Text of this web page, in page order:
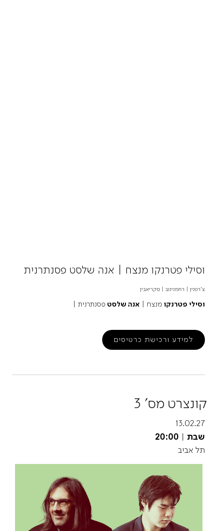
וסילי פטרנקו מנצח | אנה שלסט פסנתרנית
צ'רפנין | רחמנינוב | סקריאבין
וסילי פטרנקו מנצח | אנה שלסט פסנתרנית |
למידע ורכישת כרטיסים
קונצרט מס' 3
13.02.27
שבת |
20:00
תל אביב